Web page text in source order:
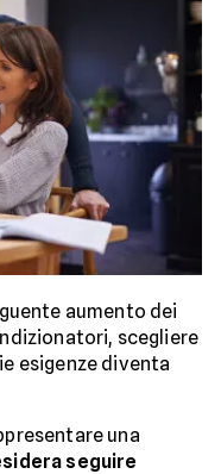
aumento dei
scegliere
esigenze diventa
una
seguire